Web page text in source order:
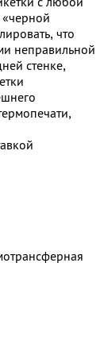
«черной
что
неправильной
стенке,